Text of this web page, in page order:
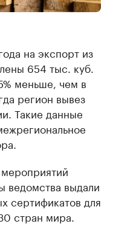
на экспорт из
654 тыс. куб.
меньше, чем в
регион вывез
Такие данные
ведомства выдали
сертификатов для
стран мира.